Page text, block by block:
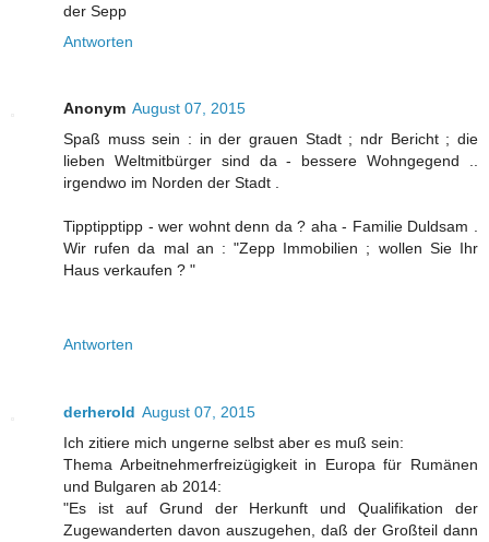
der Sepp
Antworten
Anonym August 07, 2015
Spaß muss sein : in der grauen Stadt ; ndr Bericht ; die
lieben Weltmitbürger sind da - bessere Wohngegend ..
irgendwo im Norden der Stadt .
Tipptipptipp - wer wohnt denn da ? aha - Familie Duldsam .
Wir rufen da mal an : "Zepp Immobilien ; wollen Sie Ihr
Haus verkaufen ? "
Antworten
derherold August 07, 2015
Ich zitiere mich ungerne selbst aber es muß sein:
Thema Arbeitnehmerfreizügigkeit in Europa für Rumänen
und Bulgaren ab 2014:
"Es ist auf Grund der Herkunft und Qualifikation der
Zugewanderten davon auszugehen, daß der Großteil dann